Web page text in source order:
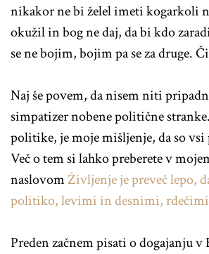
nikakor ne bi želel imeti kogarkoli
okužil in bog ne daj, da bi kdo
se ne bojim, bojim pa se za druge.
Naj še povem, da nisem niti
simpatizer nobene politične
politike, je moje mišljenje, da so
Več o tem si lahko preberete v
naslovomŽivljenje je preveč lepo,
politiko, levimi in desnimi,
Preden začnem pisati o dogajanju v